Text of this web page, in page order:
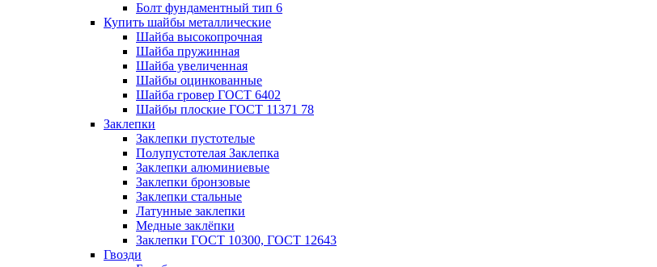
Болт фундаментный тип 6
Купить шайбы металлические
Шайба высокопрочная
Шайба пружинная
Шайба увеличенная
Шайбы оцинкованные
Шайба гровер ГОСТ 6402
Шайбы плоские ГОСТ 11371 78
Заклепки
Заклепки пустотелые
Полупустотелая Заклепка
Заклепки алюминиевые
Заклепки бронзовые
Заклепки стальные
Латунные заклепки
Медные заклёпки
Заклепки ГОСТ 10300, ГОСТ 12643
Гвозди